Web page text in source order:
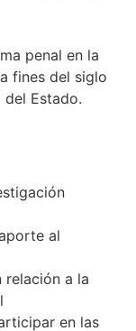
penal en la
fines del siglo
Estado.
al
relación a la
en las